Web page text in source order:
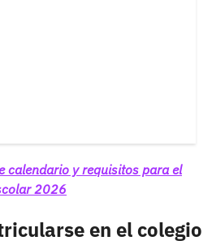
calendario y requisitos para el
2026
en el colegio